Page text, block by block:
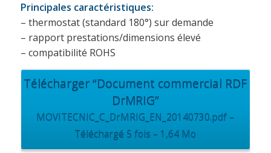
Principales caractéristiques:
– thermostat (standard 180°) sur demande
– rapport prestations/dimensions élevé
– compatibilité ROHS
Télécharger “Document commercial RDF
DrMRIG”
MOVITECNIC_C_DrMRIG_EN_20140730.pdf –
Téléchargé 5 fois – 1,64 Mo